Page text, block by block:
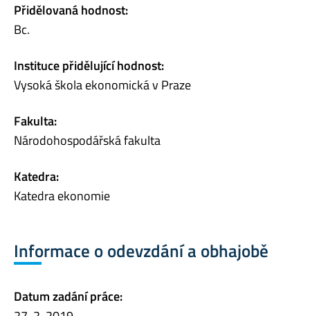
Přidělovaná hodnost:
Bc.
Instituce přidělující hodnost:
Vysoká škola ekonomická v Praze
Fakulta:
Národohospodářská fakulta
Katedra:
Katedra ekonomie
Informace o odevzdání a obhajobě
Datum zadání práce: